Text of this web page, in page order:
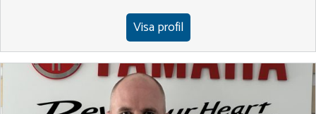
Visa profil